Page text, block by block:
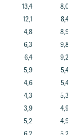
13,4
8,0
12,1
8,4
4,8
8,9
6,3
9,8
6,4
9,2
5,9
5,4
4,6
5,4
4,3
5,3
3,9
4,9
5,2
4,9